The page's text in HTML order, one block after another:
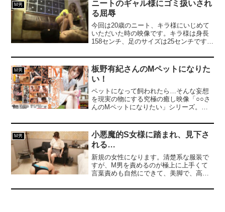
というロングブーツとニーハイソックス
をご持参いただき、ホテルに入った時点
ですでにむれむれ熟成済み。ニーハイソ
ックスには毛玉がついていて、その毛玉
をM男に食べさせるシーンも。最後はM男
が朕様から買い取ったニーハイブーツ
み込ませます。このニーハイブーツを持
ち帰ったM男は、朕様の匂いを嗅いだだ
けでイってしまうような間違った性癖に
開眼してしまうことでしょう...。【プレ
イ内容】人間ソファ／乳首責め／ブーツ
で踏みつけ／ブーツ靴底舐め／唾責め／
ぎたてニーハイ匂い責め／素足匂い責め
／匂い嗅がせ手コキ／電動オナホ責め／
ブーツに聖水して飲ませる。※本編目元
のみ顔出し。※出演者同意の上で撮影。
グブーツを履いてる女の子達はその蒸れ
加減が黒という色により光を完全にシャ
ットアウトするが如く容赦なく美脚を衰
退させているに違いなく確実に蒸れを誘
う訳です。それは、とてつもなく噴き出
し続ける足裏からの汗を徹底して決して
外部に漏らす事を阻止するのです。そう
なれば自ずとパンストは悲鳴を上げるか
如しその吸いきれぬほど溢れ続ける女の
足汗と共に長時間窮屈な中に共存しなけ
ればならない。もう少しで黒光りするロ
ングブーツから溢れんばかりと思える女
の蒸れきった臭い足のニオイ。そして女
の子が自ら履いているロングブーツを脱
激し、漂うのである。その後、女の子達
が履いていたブーツをすべて買い取り撮
た…。
M男
ニートのギャル様にゴミ扱いされ
る屈辱
今回は20歳のニート、キラ様にいじめて
いただいた時の映像です。キラ様は身長
158センチ、足のサイズは25センチです。
箱も吸うそうです。家にいる間はほぼ喫
煙しているようで、確かにすごくタバコ
臭かったです。車の中でスマホをいじっ
ていたところを声掛けしました。金髪で
すごく態度が悪く怖かったですが、セフ
レさんとの待ち合わせまで時間があると
いうことでそれまでいじめていただくこ
の撮影となったため、動画が短めになっ
てしまい、申し訳ございません。予想し
ていた通り、キラ様は冷酷な性格で、初
対面のM男の人権を無視し、まるでゴミ
扱いをしてきます。床に横たわって全裸
でオナニーするように命じられ、その間
激臭のスニーカーを嗅がされ、臭い足裏
で顔や体を踏みにじられてしまいます。
M男
板野有紀さんのMペットになりた
い！
ペットになって飼われたら…そんな妄想
を現実の物にする究極の癒し映像「○○さ
んのMペットになりたい」シリーズ。今
紀ちゃんの登場です。少女の中のS性が花
開く瞬間がまさに見もの。遠慮なく厳し
いしつけと、添い寝までして可愛がり尽
くすMペットへの愛情。ペニスしごき、
アナル折○、寸止め、顔騎奉仕などソフト
SMのプレイ・ラインナップが他では決し
てみられない「可愛がり」のコンセプト
の中で展開されます。ファンは必見！
M男
小悪魔的S女様に踏まれ、見下さ
れる…
新規の女性になります。清楚系な服装で
すが、M男を責めるのが極上に上手くて
言葉責めも自然にできて、美脚で、高身
した…。内容は、乳首責め、踏みつけ、